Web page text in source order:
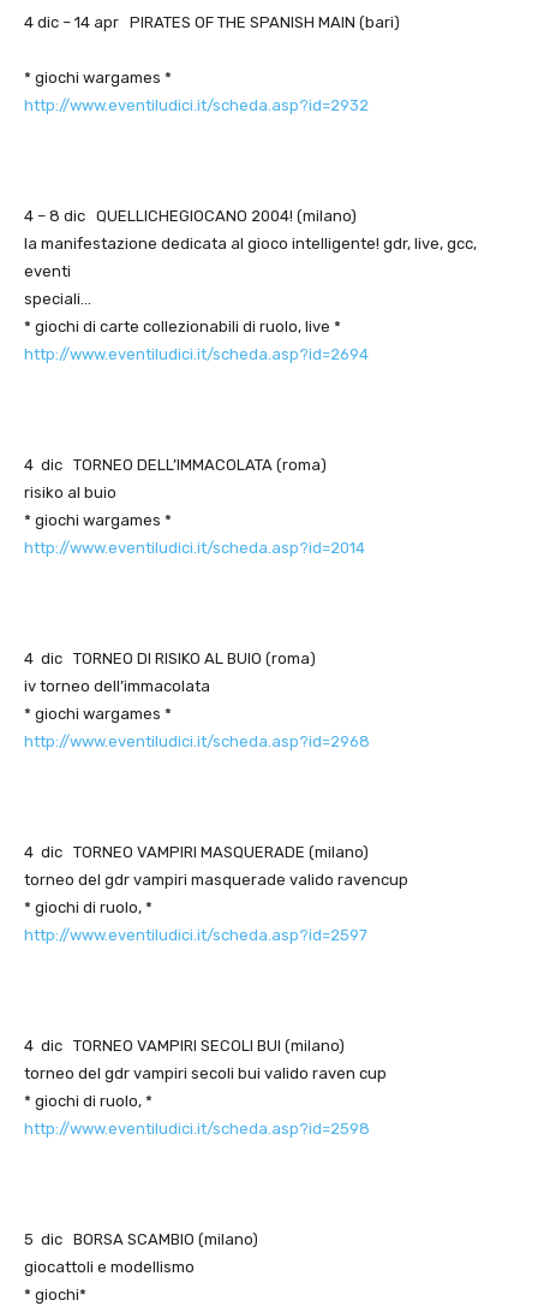
4 dic – 14 apr PIRATES OF THE SPANISH MAIN (bari)
* giochi wargames *
http://www.eventiludici.it/scheda.asp?id=2932
4 – 8 dic QUELLICHEGIOCANO 2004! (milano)
la manifestazione dedicata al gioco intelligente! gdr, live, gcc,
eventi
speciali…
* giochi di carte collezionabili di ruolo, live *
http://www.eventiludici.it/scheda.asp?id=2694
4 dic TORNEO DELL’IMMACOLATA (roma)
risiko al buio
* giochi wargames *
http://www.eventiludici.it/scheda.asp?id=2014
4 dic TORNEO DI RISIKO AL BUIO (roma)
iv torneo dell’immacolata
* giochi wargames *
http://www.eventiludici.it/scheda.asp?id=2968
4 dic TORNEO VAMPIRI MASQUERADE (milano)
torneo del gdr vampiri masquerade valido ravencup
* giochi di ruolo, *
http://www.eventiludici.it/scheda.asp?id=2597
4 dic TORNEO VAMPIRI SECOLI BUI (milano)
torneo del gdr vampiri secoli bui valido raven cup
* giochi di ruolo, *
http://www.eventiludici.it/scheda.asp?id=2598
5 dic BORSA SCAMBIO (milano)
giocattoli e modellismo
* giochi*